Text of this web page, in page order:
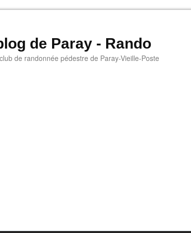
de Paray - Rando
de randonnée pédestre de Paray-Vieille-Poste